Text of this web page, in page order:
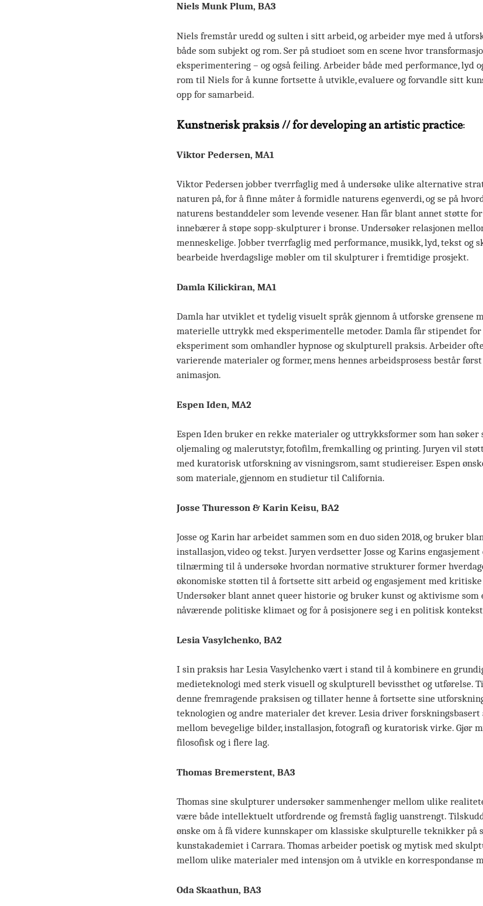
Niels Munk Plum, BA3
Niels fremstår uredd og sulten i sitt arbeid, og arbeider mye med å
både som subjekt og rom. Ser på studioet som en scene hvor
eksperimentering – og også feiling. Arbeider både med performance, lyd
rom til Niels for å kunne fortsette å utvikle, evaluere og forvandle sitt
opp for samarbeid.
Kunstnerisk praksis // for developing an artistic practice:
Viktor Pedersen, MA1
Viktor Pedersen jobber tverrfaglig med å undersøke ulike alternative
naturen på, for å finne måter å formidle naturens egenverdi, og se på
naturens bestanddeler som levende vesener. Han får blant annet støtte
innebærer å støpe sopp-skulpturer i bronse. Undersøker relasjonen
menneskelige. Jobber tverrfaglig med performance, musikk, lyd, tekst og
bearbeide hverdagslige møbler om til skulpturer i fremtidige prosjekt.
Damla Kilickiran, MA1
Damla har utviklet et tydelig visuelt språk gjennom å utforske grensene
materielle uttrykk med eksperimentelle metoder. Damla får stipendet for
eksperiment som omhandler hypnose og skulpturell praksis. Arbeider
varierende materialer og former, mens hennes arbeidsprosess består
animasjon.
Espen Iden, MA2
Espen Iden bruker en rekke materialer og uttrykksformer som han
oljemaling og malerutstyr, fotofilm, fremkalling og printing. Juryen vil
med kuratorisk utforskning av visningsrom, samt studiereiser. Espen
som materiale, gjennom en studietur til California.
Josse Thuresson & Karin Keisu, BA2
Josse og Karin har arbeidet sammen som en duo siden 2018, og bruker
installasjon, video og tekst. Juryen verdsetter Josse og Karins
tilnærming til å undersøke hvordan normative strukturer former
økonomiske støtten til å fortsette sitt arbeid og engasjement med
Undersøker blant annet queer historie og bruker kunst og aktivisme
nåværende politiske klimaet og for å posisjonere seg i en politisk
Lesia Vasylchenko, BA2
I sin praksis har Lesia Vasylchenko vært i stand til å kombinere en
medieteknologi med sterk visuell og skulpturell bevissthet og utførelse.
denne fremragende praksisen og tillater henne å fortsette sine
teknologien og andre materialer det krever. Lesia driver forskningsbasert
mellom bevegelige bilder, installasjon, fotografi og kuratorisk virke. Gjør
filosofisk og i flere lag.
Thomas Bremerstent, BA3
Thomas sine skulpturer undersøker sammenhenger mellom ulike
være både intellektuelt utfordrende og fremstå faglig uanstrengt.
ønske om å få videre kunnskaper om klassiske skulpturelle teknikker på
kunstakademiet i Carrara. Thomas arbeider poetisk og mytisk med
mellom ulike materialer med intensjon om å utvikle en korrespondanse
Oda Skaathun, BA3